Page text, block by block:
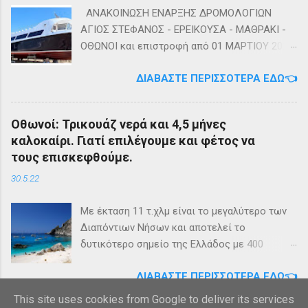
ΑΝΑΚΟΙΝΩΣΗ ΕΝΑΡΞΗΣ ΔΡΟΜΟΛΟΓΙΩΝ
ΑΓΙΟΣ ΣΤΕΦΑΝΟΣ - ΕΡΕΙΚΟΥΣΑ - ΜΑΘΡΑΚΙ -
ΟΘΩΝΟΙ και επιστροφή από 01 ΜΑΡΤΙΟΥ 2023
της εταιρίας μας, ΕΓ-ΔΡ ΒΑΜΟΣ, αναμένεται
και επιστροφή με 3 δρομολόγια την εβδομάδα
από 01/03/2023 Πηγή: chania-lines.com
ΔΙΑΒΆΣΤΕ ΠΕΡΙΣΣΌΤΕΡΑ ΕΔΏ👈
Οθωνοί: Τρικουάζ νερά και 4,5 μήνες
καλοκαίρι. Γιατί επιλέγουμε και φέτος να
τους επισκεφθούμε.
30.5.22
Με έκταση 11 τ.χλμ είναι το μεγαλύτερο των
Διαπόντιων Νήσων και αποτελεί το
δυτικότερο σημείο της Ελλάδος με 400
καλοκαιρινούς μήνες πολλαπλασιάζεται
καθώς κατακλύζεται από ντόπιους αλλά και
ΔΙΑΒΆΣΤΕ ΠΕΡΙΣΣΌΤΕΡΑ ΕΔΏ👈
This site uses cookies from Google to deliver its services